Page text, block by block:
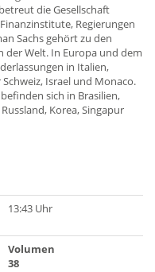
die Gesellschaft
Regierungen
Sachs gehört zu den
Welt. In Europa und dem
in Italien,
Israel und Monaco.
sich in Brasilien,
Korea, Singapur
13:43 Uhr
Volumen
38